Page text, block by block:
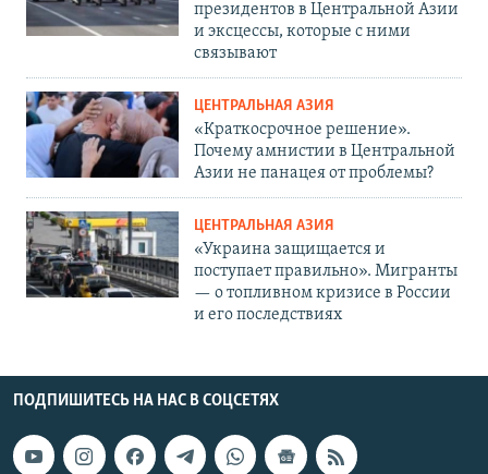
президентов в Центральной Азии
и эксцессы, которые с ними
связывают
ЦЕНТРАЛЬНАЯ АЗИЯ
«Краткосрочное решение».
Почему амнистии в Центральной
Азии не панацея от проблемы?
ЦЕНТРАЛЬНАЯ АЗИЯ
«Украина защищается и
поступает правильно». Мигранты
— о топливном кризисе в России
и его последствиях
ПОДПИШИТЕСЬ НА НАС В СОЦСЕТЯХ